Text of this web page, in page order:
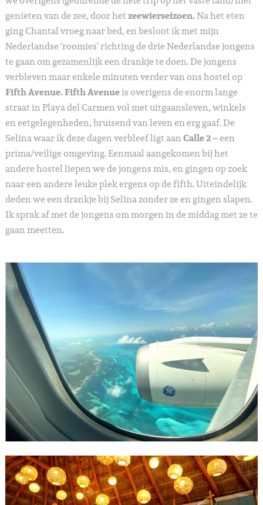
genieten van de zee, door hetzeewierseizoen.Na het eten
ging Chantal vroeg naar bed, en besloot ik met mijn
Nederlandse ‘roomies’ richting de drie Nederlandse jongens
te gaan om gezamenlijk een drankje te doen. De jongens
verbleven maar enkele minuten verder van ons hostel op
Fifth Avenue. Fifth Avenueis overigens de enorm lange
straat in Playa del Carmen vol met uitgaansleven, winkels
en eetgelegenheden, bruisend van leven en erg gaaf. De
Selina waar ik deze dagen verbleef ligt aanCalle 2 –een
prima/veilige omgeving. Eenmaal aangekomen bij het
andere hostel liepen we de jongens mis, en gingen op zoek
naar een andere leuke plek ergens op de fifth. Uiteindelijk
deden we een drankje bij Selina zonder ze en gingen slapen.
Ik sprak af met de jongens om morgen in de middag met ze te
gaan meetten.